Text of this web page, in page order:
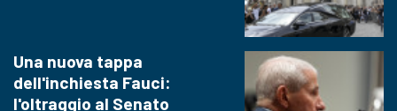
Una nuova tappa
dell'inchiesta Fauci:
l'oltraggio al Senato